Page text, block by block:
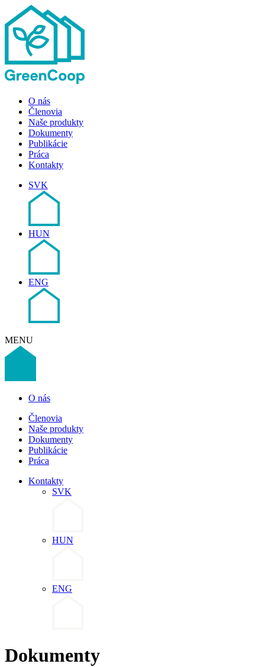
O nás
Členovia
Naše produkty
Dokumenty
Publikácie
Práca
Kontakty
SVK
HUN
ENG
MENU
O nás
Členovia
Naše produkty
Dokumenty
Publikácie
Práca
Kontakty
SVK
HUN
ENG
Dokumenty